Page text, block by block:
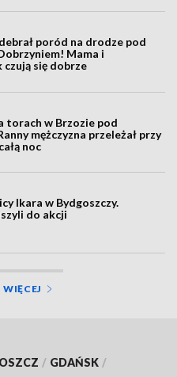
poród na drodze pod
Mama i
się dobrze
torach w Brzozie pod
mężczyzna przeleżał przy
noc
Ikara w Bydgoszczy.
do akcji
/ GDAŃSK /